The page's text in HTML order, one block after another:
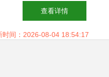
艺晚会舞台背景设计与艺术造
型策划
查看详情
时间：2026-08-04 18:54:17